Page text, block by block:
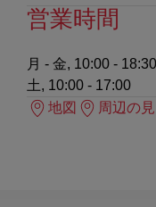
営業時間
月 - 金, 10:00 - 18:30
土, 10:00 - 17:00
地図
周辺の